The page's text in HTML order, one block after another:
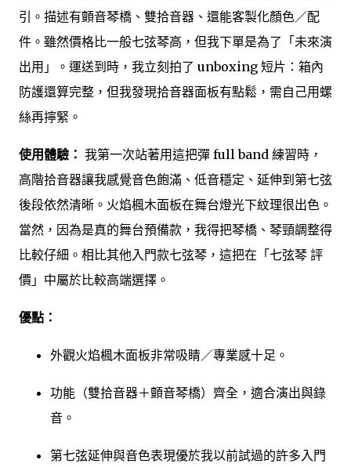
引。描述有顫音琴橋、雙拾音器、還能客製化顏色／配
件。雖然價格比一般七弦琴高，但我下單是為了「未來演
出用」。運送到時，我立刻拍了 unboxing 短片：箱內
防護還算完整，但我發現拾音器面板有點鬆，需自己用螺
絲再擰緊。
使用體驗： 我第一次站著用這把彈 full band 練習時，
高階拾音器讓我感覺音色飽滿、低音穩定、延伸到第七弦
後段依然清晰。火焰楓木面板在舞台燈光下紋理很出色。
當然，因為是真的舞台預備款，我得把琴橋、琴頸調整得
比較仔細。相比其他入門款七弦琴，這把在「七弦琴 評
價」中屬於比較高端選擇。
優點：
外觀火焰楓木面板非常吸睛／專業感十足。
功能（雙拾音器＋顫音琴橋）齊全，適合演出與錄
音。
第七弦延伸與音色表現優於我以前試過的許多入門